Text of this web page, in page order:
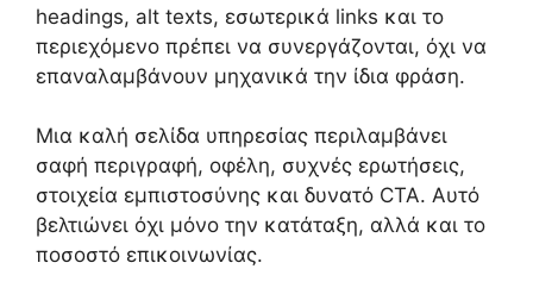
headings, alt texts, εσωτερικά links και το
περιεχόμενο πρέπει να συνεργάζονται, όχι να
επαναλαμβάνουν μηχανικά την ίδια φράση.
Μια καλή σελίδα υπηρεσίας περιλαμβάνει
σαφή περιγραφή, οφέλη, συχνές ερωτήσεις,
στοιχεία εμπιστοσύνης και δυνατό CTA. Αυτό
βελτιώνει όχι μόνο την κατάταξη, αλλά και το
ποσοστό επικοινωνίας.